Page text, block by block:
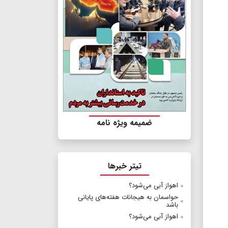
ضمیمه ویژه نامه
تیتر خبرها
اهواز آبی می‌شود؟
حواسمان به هیجانات هفته‌های پایانی
باشد
اهواز آبی می‌شود؟